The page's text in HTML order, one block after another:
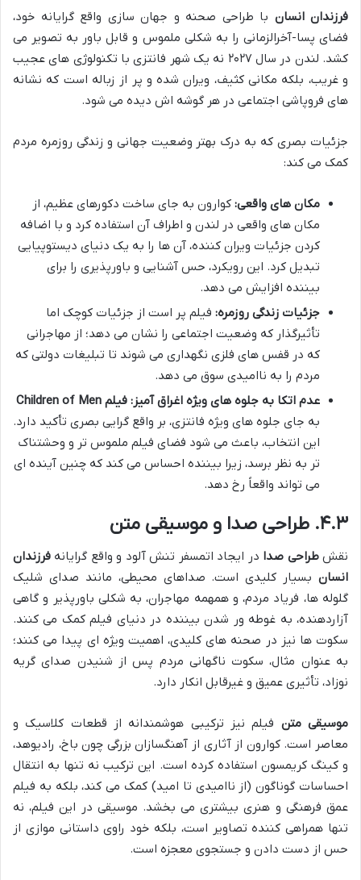
فرزندان انسان با طراحی صحنه و جهان سازی واقع گرایانه خود،
فضای پسا-آخرالزمانی را به شکلی ملموس و قابل باور به تصویر می
کشد. لندن در سال ۲۰۲۷ نه یک شهر فانتزی با تکنولوژی های عجیب
و غریب، بلکه مکانی کثیف، ویران شده و پر از زباله است که نشانه
های فروپاشی اجتماعی در هر گوشه اش دیده می شود.
جزئیات بصری که به درک بهتر وضعیت جهانی و زندگی روزمره مردم
کمک می کند:
مکان های واقعی: کوارون به جای ساخت دکورهای عظیم، از
مکان های واقعی در لندن و اطراف آن استفاده کرد و با اضافه
کردن جزئیات ویران کننده، آن ها را به یک دنیای دیستوپیایی
تبدیل کرد. این رویکرد، حس آشنایی و باورپذیری را برای
بیننده افزایش می دهد.
جزئیات زندگی روزمره: فیلم پر است از جزئیات کوچک اما
تأثیرگذار که وضعیت اجتماعی را نشان می دهد؛ از مهاجرانی
که در قفس های فلزی نگهداری می شوند تا تبلیغات دولتی که
مردم را به ناامیدی سوق می دهد.
عدم اتکا به جلوه های ویژه اغراق آمیز: فیلم Children of Men
به جای جلوه های ویژه فانتزی، بر واقع گرایی بصری تأکید دارد.
این انتخاب، باعث می شود فضای فیلم ملموس تر و وحشتناک
تر به نظر برسد، زیرا بیننده احساس می کند که چنین آینده ای
می تواند واقعاً رخ دهد.
۴.۳. طراحی صدا و موسیقی متن
نقشطراحی صدا در ایجاد اتمسفر تنش آلود و واقع گرایانه فرزندان
انسان بسیار کلیدی است. صداهای محیطی، مانند صدای شلیک
گلوله ها، فریاد مردم، و همهمه مهاجران، به شکلی باورپذیر و گاهی
آزاردهنده، به غوطه ور شدن بیننده در دنیای فیلم کمک می کنند.
سکوت ها نیز در صحنه های کلیدی، اهمیت ویژه ای پیدا می کنند؛
به عنوان مثال، سکوت ناگهانی مردم پس از شنیدن صدای گریه
نوزاد، تأثیری عمیق و غیرقابل انکار دارد.
موسیقی متن فیلم نیز ترکیبی هوشمندانه از قطعات کلاسیک و
معاصر است. کوارون از آثاری از آهنگسازان بزرگی چون باخ، رادیوهد،
و کینگ کریمسون استفاده کرده است. این ترکیب نه تنها به انتقال
احساسات گوناگون (از ناامیدی تا امید) کمک می کند، بلکه به فیلم
عمق فرهنگی و هنری بیشتری می بخشد. موسیقی در این فیلم، نه
تنها همراهی کننده تصاویر است، بلکه خود راوی داستانی موازی از
حس از دست دادن و جستجوی معجزه است.